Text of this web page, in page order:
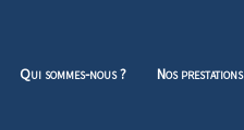
Qui sommes-nous ? Nos prestations